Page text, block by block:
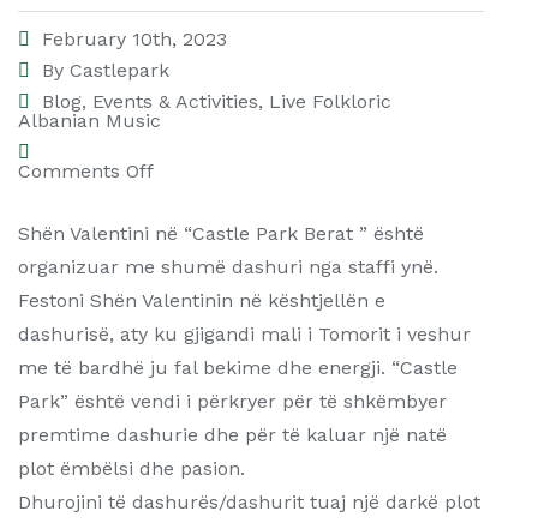
February 10th, 2023
By Castlepark
Blog, Events & Activities, Live Folkloric
Albanian Music
Comments Off
Shën Valentini në “Castle Park Berat ” është
organizuar me shumë dashuri nga staffi ynë.
Festoni Shën Valentinin në kështjellën e
dashurisë, aty ku gjigandi mali i Tomorit i veshur
me të bardhë ju fal bekime dhe energji. “Castle
Park” është vendi i përkryer për të shkëmbyer
premtime dashurie dhe për të kaluar një natë
plot ëmbëlsi dhe pasion.
Dhurojini të dashurës/dashurit tuaj një darkë plot